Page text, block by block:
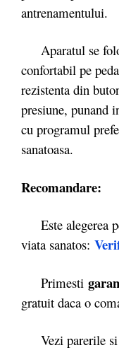
antrenamentului.
Aparatul se
confortabil pe
rezistenta din
presiune, punand
cu programul
sanatoasa.
Recomandare:
Este alegerea
viata sanatos:
Primesti
gratuit daca o
Vezi parerile si